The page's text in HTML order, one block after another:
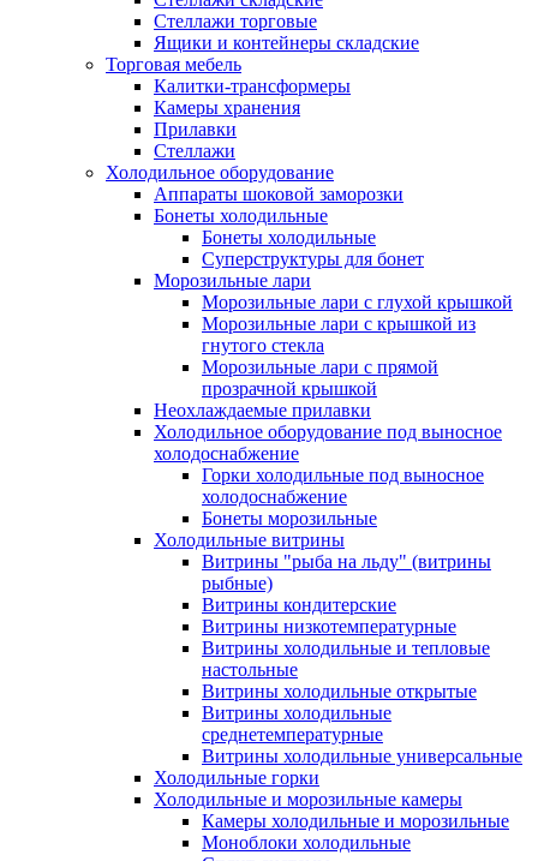
Стеллажи торговые
Ящики и контейнеры складские
Торговая мебель
Калитки-трансформеры
Камеры хранения
Прилавки
Стеллажи
Холодильное оборудование
Аппараты шоковой заморозки
Бонеты холодильные
Бонеты холодильные
Суперструктуры для бонет
Морозильные лари
Морозильные лари с глухой крышкой
Морозильные лари с крышкой из
гнутого стекла
Морозильные лари с прямой
прозрачной крышкой
Неохлаждаемые прилавки
Холодильное оборудование под выносное
холодоснабжение
Горки холодильные под выносное
холодоснабжение
Бонеты морозильные
Холодильные витрины
Витрины "рыба на льду" (витрины
рыбные)
Витрины кондитерские
Витрины низкотемпературные
Витрины холодильные и тепловые
настольные
Витрины холодильные открытые
Витрины холодильные
среднетемпературные
Витрины холодильные универсальные
Холодильные горки
Холодильные и морозильные камеры
Камеры холодильные и морозильные
Моноблоки холодильные